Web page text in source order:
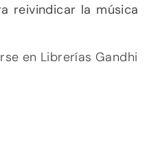
reivindicar la música
en Librerías Gandhi